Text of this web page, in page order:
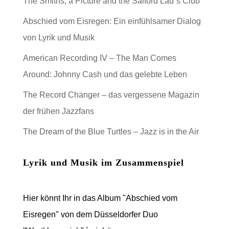
Abschied vom Eisregen: Ein einfühlsamer Dialog
von Lyrik und Musik
American Recording IV – The Man Comes
Around: Johnny Cash und das gelebte Leben
The Record Changer – das vergessene Magazin
der frühen Jazzfans
The Dream of the Blue Turtles – Jazz is in the Air
Lyrik und Musik im Zusammenspiel
Hier könnt Ihr in das Album "Abschied vom
Eisregen" von dem Düsseldorfer Duo